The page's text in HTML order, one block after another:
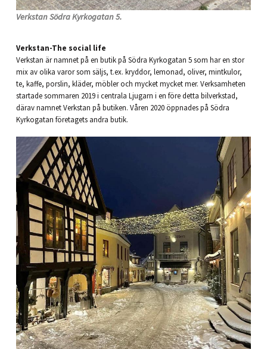
Verkstan Södra Kyrkogatan 5.
Verkstan-The social life
Verkstan är namnet på en butik på Södra Kyrkogatan 5 som har en stor
mix av olika varor som säljs, t.ex. kryddor, lemonad, oliver, mintkulor,
te, kaffe, porslin, kläder, möbler och mycket mycket mer. Verksamheten
startade sommaren 2019 i centrala Ljugarn i en före detta bilverkstad,
därav namnet Verkstan på butiken. Våren 2020 öppnades på Södra
Kyrkogatan företagets andra butik.